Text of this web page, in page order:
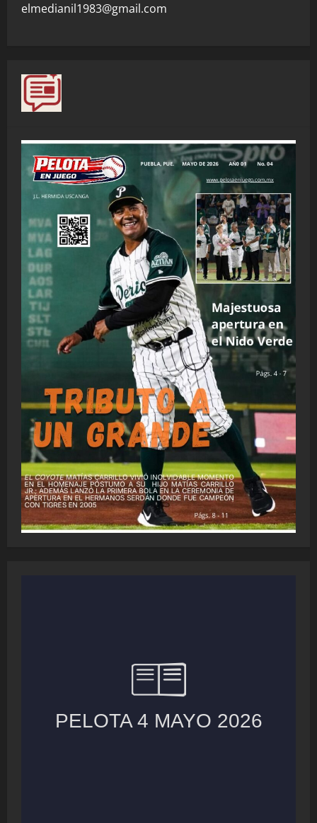
elmedianil1983@gmail.com